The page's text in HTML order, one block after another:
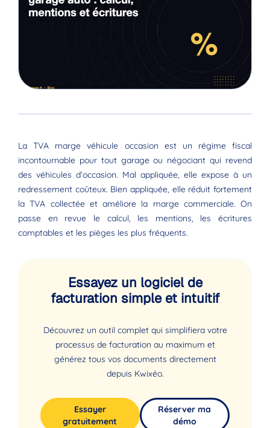
La TVA marge véhicule occasion est un régime fiscal
incontournable pour tout garage ou négociant qui revend
des véhicules d’occasion. Mal appliquée, elle expose à un
redressement coûteux. Bien appliquée, elle réduit fortement
la TVA collectée et améliore la marge commerciale. On
passe en revue le calcul, les mentions, les écritures
comptables et les pièges les plus fréquents.
Essayez un logiciel de
facturation simple et intuitif
Découvrez un outil complet qui simplifiera votre
processus de facturation au maximum et
générez tous vos documents directement
depuis Kwixéo.
Essayer
gratuitement
Réserver ma
démo